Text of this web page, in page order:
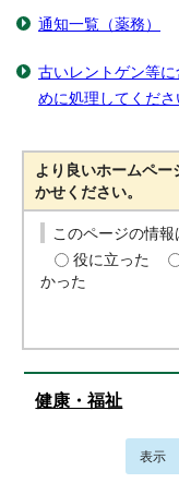
通知一覧（薬務）
古いレントゲン等
めに処理してくださ
より良いホームペ
かせください。
このページの情
役に立った
かった
健康・福祉
表示